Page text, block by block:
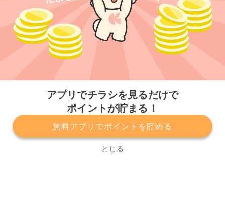
アプリでチラシを見るだけで
ポイントが貯まる！
無料アプリでポイントを貯める
とじる
プライバシーポリシー 利用規約
運営会社
サービスに関してのお問い合わせ